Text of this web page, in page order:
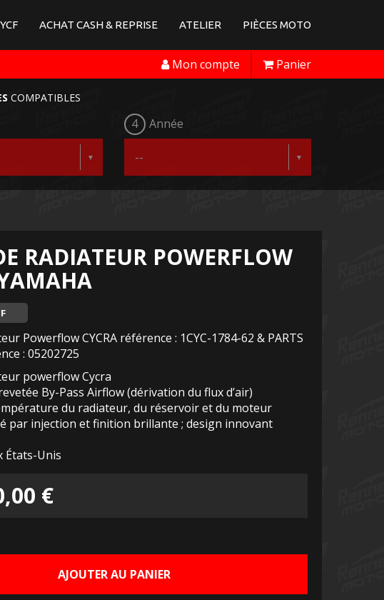
ACHAT CASH & REPRISE ATELIER PIÈCES MOTO
Panier
Mon compte
COMPATIBLES
4 Année
RADIATEUR POWERFLOW
Powerflow CYCRA référence : 1CYC-1784-62 & PARTS
: 05202725
powerflow Cycra
By-Pass Airflow (dérivation du flux d’air)
du radiateur, du réservoir et du moteur
par injection et finition brillante ; design innovant
États-Unis
€Le
actuel
est :
AJOUTER AU PANIER